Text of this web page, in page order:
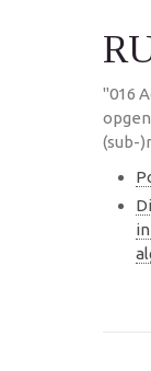
"016
(sub-